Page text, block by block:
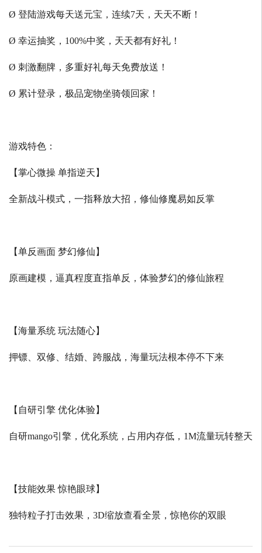
Ø 登陆游戏每天送元宝，连续7天，天天不断！
Ø 幸运抽奖，100%中奖，天天都有好礼！
Ø 刺激翻牌，多重好礼每天免费放送！
Ø 累计登录，极品宠物坐骑领回家！
游戏特色：
【掌心微操 单指逆天】
全新战斗模式，一指释放大招，修仙修魔易如反掌
【单反画面 梦幻修仙】
原画建模，逼真程度直指单反，体验梦幻的修仙旅程
【海量系统 玩法随心】
押镖、双修、结婚、跨服战，海量玩法根本停不下来
【自研引擎 优化体验】
自研mango引擎，优化系统，占用内存低， 1M流量玩转整天
【技能效果 惊艳眼球】
独特粒子打击效果， 3D缩放查看全景，惊艳你的双眼